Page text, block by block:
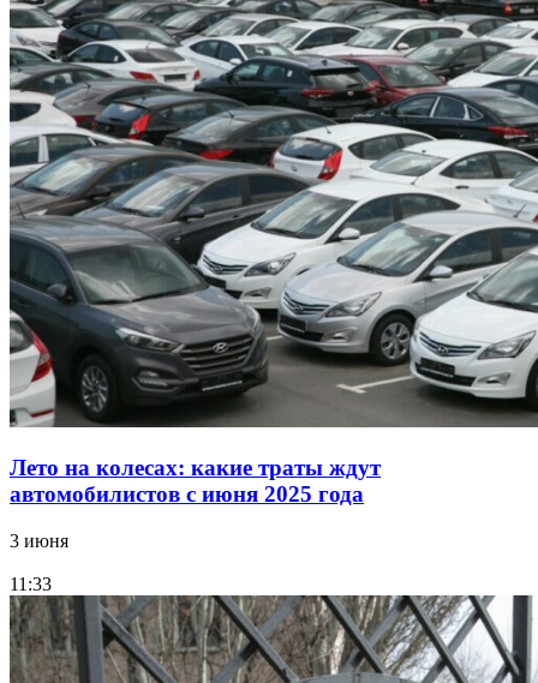
Лето на колесах: какие траты ждут
автомобилистов с июня 2025 года
3 июня
11:33